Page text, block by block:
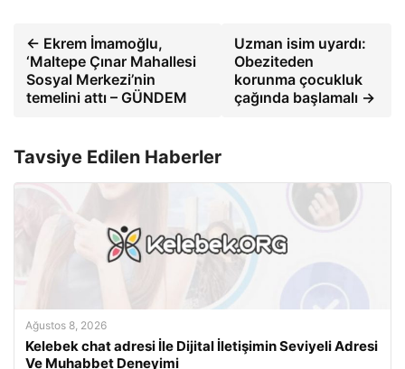
← Ekrem İmamoğlu,
‘Maltepe Çınar Mahallesi
Sosyal Merkezi’nin
temelini attı – GÜNDEM
Uzman isim uyardı:
Obeziteden
korunma çocukluk
çağında başlamalı →
Tavsiye Edilen Haberler
Ağustos 8, 2026
Kelebek chat adresi İle Dijital İletişimin Seviyeli Adresi
Ve Muhabbet Deneyimi